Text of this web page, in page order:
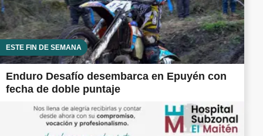
ESTE FIN DE SEMANA
Enduro Desafío desembarca en Epuyén con
fecha de doble puntaje